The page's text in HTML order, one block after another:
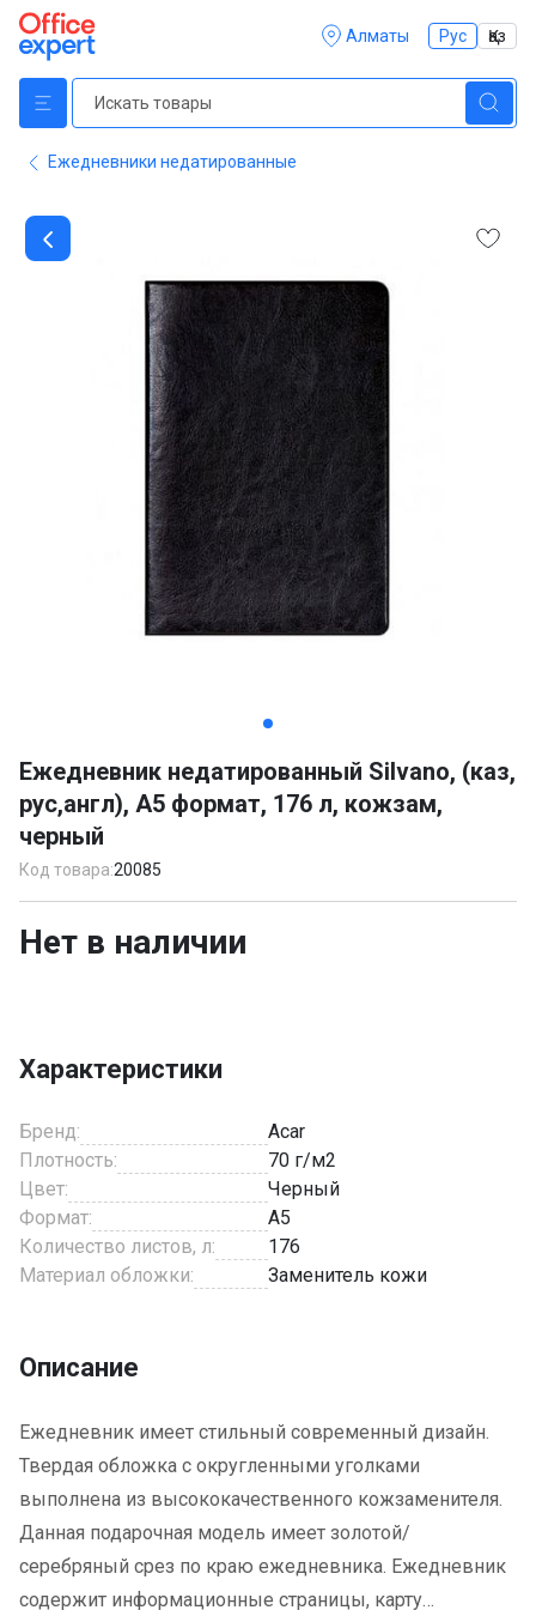
Алматы Рус Қаз
Ежедневники недатированные
of
3
Ежедневник недатированный Silvano, (каз,
рус,англ), А5 формат, 176 л, кожзам,
черный
Код товара:20085
Нет в наличии
Характеристики
Бренд:
Acar
Плотность:
70 г/м2
Цвет:
Черный
Формат:
A5
Количество листов, л:
176
Материал обложки:
Заменитель кожи
Описание
Ежедневник имеет стильный современный дизайн.
Твердая обложка с округленными уголками
выполнена из высококачественного кожзаменителя.
Данная подарочная модель имеет золотой/
серебряный срез по краю ежедневника. Ежедневник
содержит информационные страницы, карту